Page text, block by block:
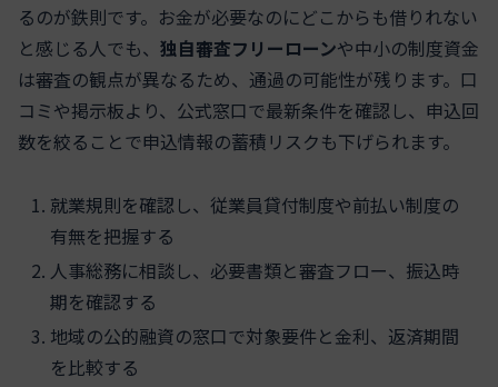
るのが鉄則です。お金が必要なのにどこからも借りれない
と感じる人でも、 独自審査フリーローンや中小の制度資金
は審査の観点が異なるため、通過の可能性が残ります。口
コミや掲示板より、公式窓口で最新条件を確認し、申込回
数を絞ることで申込情報の蓄積リスクも下げられます。
就業規則を確認し、従業員貸付制度や前払い制度の
有無を把握する
人事総務に相談し、必要書類と審査フロー、振込時
期を確認する
地域の公的融資の窓口で対象要件と金利、返済期間
を比較する